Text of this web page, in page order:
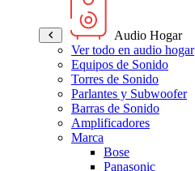
Audio Hogar
Ver todo en audio hogar
Equipos de Sonido
Torres de Sonido
Parlantes y Subwoofer
Barras de Sonido
Amplificadores
Marca
Bose
Panasonic